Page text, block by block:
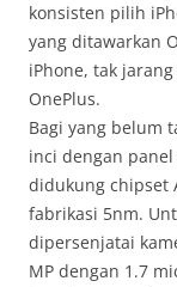
konsisten pilih
yang ditawarkan
iPhone, tak
OnePlus.
Bagi yang belum
inci dengan panel
didukung chipset
fabrikasi 5nm.
dipersenjatai
MP dengan 1.7